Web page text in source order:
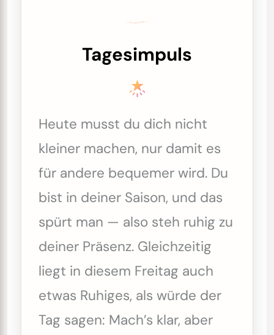
Tagesimpuls
Heute musst du dich nicht
kleiner machen, nur damit es
für andere bequemer wird. Du
bist in deiner Saison, und das
spürt man — also steh ruhig zu
deiner Präsenz. Gleichzeitig
liegt in diesem Freitag auch
etwas Ruhiges, als würde der
Tag sagen: Mach’s klar, aber